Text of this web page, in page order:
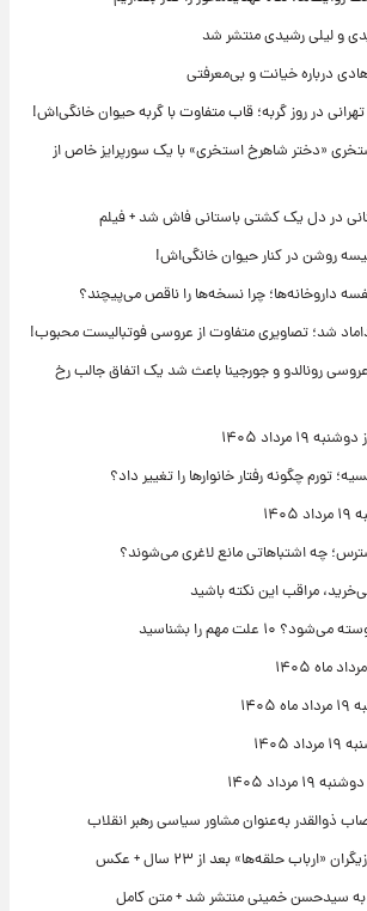
و لیلی رشیدی منتشر شد
درباره خیانت و بی‌معرفتی
در روز گربه؛ قاب متفاوت با گربه حیوان خانگی‌اش!
استخری «دختر شاهرخ استخری» با یک سورپرایز خاص از
روشن در کنار حیوان خانگی‌اش!
داروخانه‌ها؛ چرا نسخه‌ها را ناقص می‌پیچند؟
شد؛ تصاویری متفاوت از عروسی فوتبالیست محبوب!
رونالدو و جورجینا باعث شد یک اتفاق جالب رخ
۱۴۰۵
تورم چگونه رفتار خانوارها را تغییر داد؟
چه اشتباهاتی مانع لاغری می‌شوند؟
مراقب این نکته باشید
مهم را بشناسید
۱۴۰۵
ذوالقدر به‌عنوان مشاور سیاسی رهبر انقلاب
حلقه‌ها» بعد از ۲۳ سال + عکس
سیدحسن خمینی منتشر شد + متن کامل